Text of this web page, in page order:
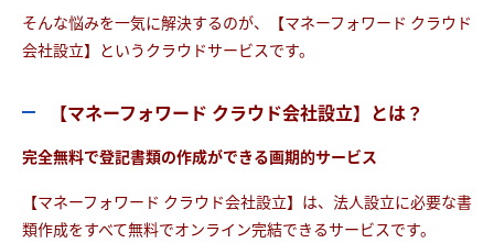
そんな悩みを一気に解決するのが、【マネーフォワード クラウド
会社設立】というクラウドサービスです。
【マネーフォワード クラウド会社設立】とは？
完全無料で登記書類の作成ができる画期的サービス
【マネーフォワード クラウド会社設立】は、法人設立に必要な書
類作成をすべて無料でオンライン完結できるサービスです。